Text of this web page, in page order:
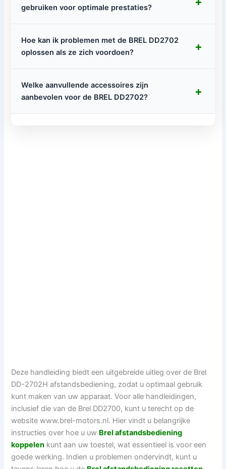
gebruiken voor optimale prestaties?
Hoe kan ik problemen met de BREL DD2702
oplossen als ze zich voordoen?
+
Welke aanvullende accessoires zijn
aanbevolen voor de BREL DD2702?
+
Deze handleiding biedt een uitgebreide uitleg over de Brel
DD-2702H afstandsbediening, zodat u optimaal gebruik
kunt maken van uw apparaat. Voor alle handleidingen,
inclusief die van de Brel DD2700, kunt u terecht op de
website www.brel-motors.nl. Hier vindt u belangrijke
instructies over hoe u uw Brel afstandsbediening
koppelen kunt aan uw toestel, wat essentieel is voor een
goede werking. Indien u problemen ondervindt, kunt u